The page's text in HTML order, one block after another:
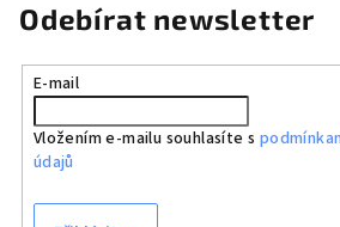
Odebírat newsletter
E-mail
Vložením e-mailu souhlasíte s
údajů